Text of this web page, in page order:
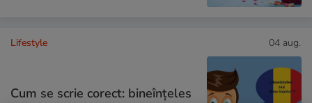
Lifestyle 04 aug.
Cum se scrie corect: bineînțeles